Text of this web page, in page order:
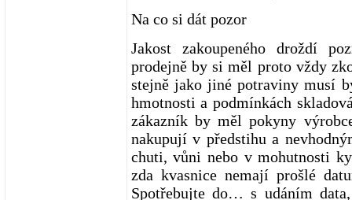
Na co si dát pozor
Jakost zakoupeného droždí
prodejně by si měl proto vždy
stejně jako jiné potraviny musí
hmotnosti a podmínkách
zákazník by měl pokyny
nakupují v předstihu a
chuti, vůni nebo v mohutnosti
zda kvasnice nemají prošlé
Spotřebujte do… s udáním